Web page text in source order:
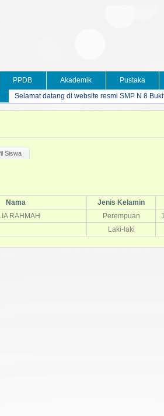
PPDB Akademik
Pustaka
Selamat datang di website resmi SMP N 8
Siswa
Nama
Jenis Kelamin
RAHMAH Perempuan
Laki-laki